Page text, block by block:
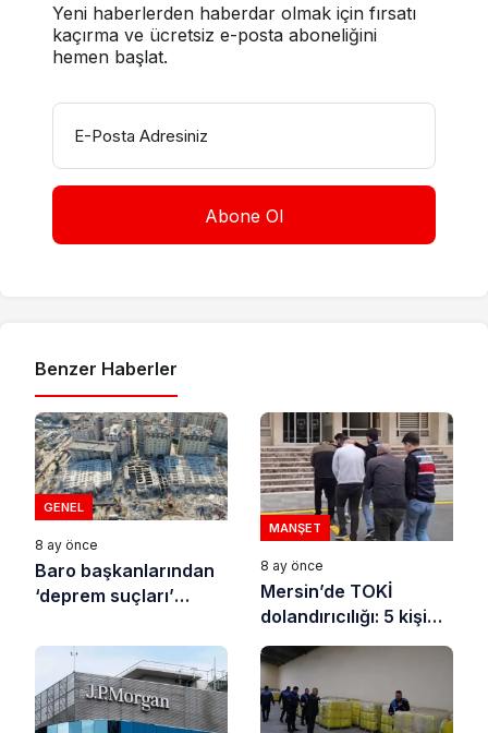
Yeni haberlerden haberdar olmak için fırsatı
kaçırma ve ücretsiz e-posta aboneliğini
hemen başlat.
E-Posta Adresiniz
Benzer Haberler
GENEL
8 ay önce
Baro başkanlarından
‘deprem suçları’
MANŞET
8 ay önce
Mersin’de TOKİ
dolandırıcılığı: 5 kişi
tutuklandı